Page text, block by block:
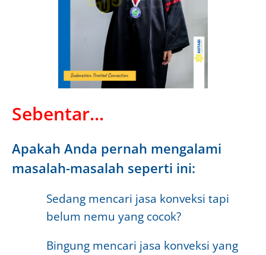
Sebentar...
Apakah Anda pernah mengalami
masalah-masalah seperti ini:
Sedang mencari jasa konveksi tapi
belum nemu yang cocok?
Bingung mencari jasa konveksi yang